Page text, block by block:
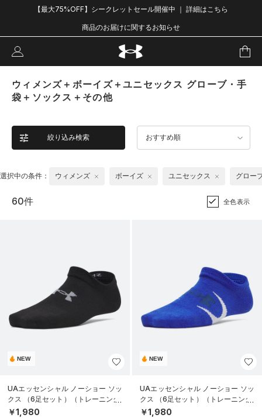
【最大75%OFF】シークレットセール開催中 ｜ 詳細はこちら
商品のお届けに関するお知らせ
ウィメンズ＋ボーイズ＋ユニセックス グローブ・手
袋＋ソックス＋その他
絞り込み検索 おすすめ順
選択中の条件： ウィメンズ ボーイズ ユニセックス グロー
60件 全色表示
NEW
UAエッセンシャル ノーショー ソッ
クス （6足セット）（トレーニング/
KIDS）
￥1,980
NEW
UAエッセンシャル ノーショー ソッ
クス （6足セット）（トレーニング/
KIDS）
￥1,980